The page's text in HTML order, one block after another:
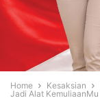
Home Kesaksian
Jadi Alat KemuliaanMu